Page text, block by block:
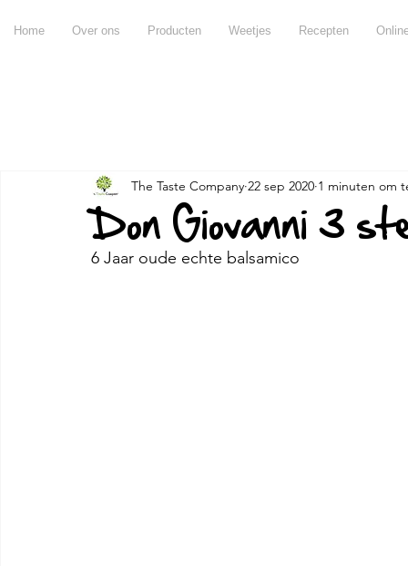
Home Over ons Producten Weetjes Recepten
Over olijfolie Over azijn Over balsamico
Pujje Ontbijt Hapjes
Don Giovanni 3
The Taste Company 22 sep 2020 1 minuten om
6 Jaar oude echte balsamico